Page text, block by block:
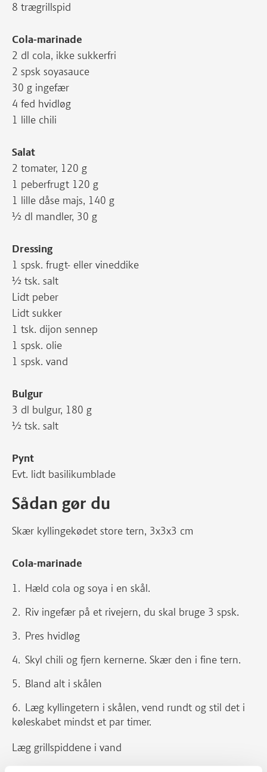
8 trægrillspid
Cola-marinade
2 dl cola, ikke sukkerfri
2 spsk soyasauce
30 g ingefær
4 fed hvidløg
1 lille chili
Salat
2 tomater, 120 g
1 peberfrugt 120 g
1 lille dåse majs, 140 g
½ dl mandler, 30 g
Dressing
1 spsk. frugt- eller vineddike
½ tsk. salt
Lidt peber
Lidt sukker
1 tsk. dijon sennep
1 spsk. olie
1 spsk. vand
Bulgur
3 dl bulgur, 180 g
½ tsk. salt
Pynt
Evt. lidt basilikumblade
Sådan gør du
Skær kyllingekødet store tern, 3x3x3 cm
Cola-marinade
Hæld cola og soya i en skål.
Riv ingefær på et rivejern, du skal bruge 3 spsk.
Pres hvidløg
Skyl chili og fjern kernerne. Skær den i fine tern.
Bland alt i skålen
Læg kyllingetern i skålen, vend rundt og stil det i
køleskabet mindst et par timer.
Læg grillspiddene i vand